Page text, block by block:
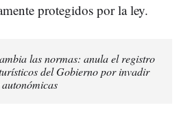
protegidos por la ley.
las normas: anula el registro
del Gobierno por invadir